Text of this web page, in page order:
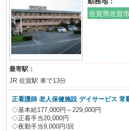
佐賀県佐賀
最寄駅：
JR 佐賀駅 車で13分
正看護師 老人保健施設 デイサービス常
◇基本給177,000円～229,000円
◇正看手当20,000円
◇夜勤手当9,000円/回